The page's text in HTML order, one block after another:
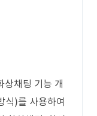
상채팅 기능 개
)를 사용하여